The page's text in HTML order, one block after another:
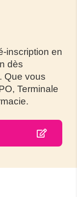
inscription en
dès
Que vous
Terminale